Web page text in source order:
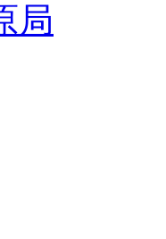
局